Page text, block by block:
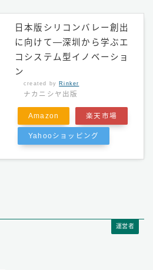
日本版シリコンバレー創出
に向けて―深圳から学ぶエ
コシステム型イノベーショ
ン
created by Rinker
ナカニシヤ出版
Amazon 楽天市場
Yahooショッピング
運営者